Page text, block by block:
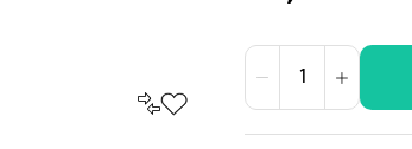
Σύγκρινέ
Προσθήκη
Μείωση Αύξηση